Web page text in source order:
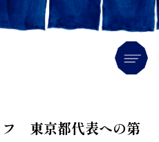
フ 東京都代表への第